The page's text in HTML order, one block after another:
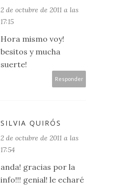
2 de octubre de 2011 a las
17:15
Hora mismo voy!
besitos y mucha
suerte!
Responder
SILVIA QUIRÓS
2 de octubre de 2011 a las
17:54
anda! gracias por la
info!!! genial! le echaré